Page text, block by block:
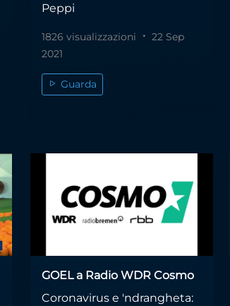
Peppi
1826 visualizzazioni
22 Sep
2021
Guarda
GOEL a Radio WDR Cosmo
Coronavirus e 'ndrangheta: